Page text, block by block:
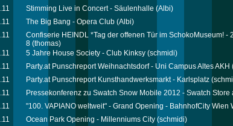
Stimming Live in Concert - Säulenhalle (Albi)
The Big Bang - Opera Club (Albi)
Confiserie HEINDL *Tag der offenen Tür im SchokoMuseum! -
8 (thomas)
5 Jahre House Society - Club Kinksy (schmidi)
Party.at Punschreport Weihnachtsdorf - Uni Campus Altes AKH
Party.at Punschreport Kunsthandwerksmarkt - Karlsplatz
Pressekonferenz zu Swatch Snow Mobile 2012 - Swatch Store
"100. VAPIANO weltweit" - Grand Opening - BahnhofCity Wien
Ocean Park Opening - Millenniums City (schmidi)